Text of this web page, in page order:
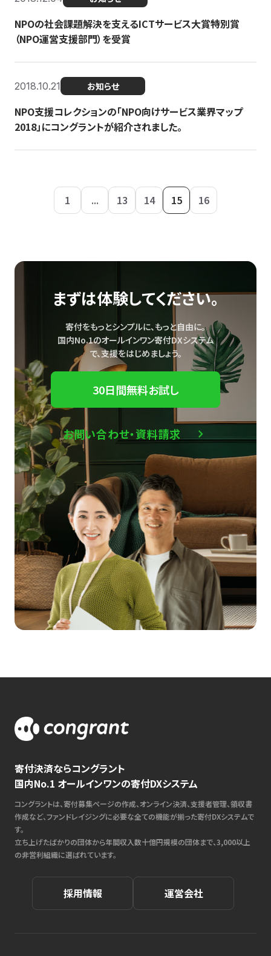
NPOの社会課題解決を支えるICTサービス大賞特別賞
（NPO運営支援部門）を受賞
2018.10.21 お知らせ
NPO支援コレクションの「NPO向けサービス業界マップ
2018」にコングラントが紹介されました。
1 ... 13 14 15 16
まずは体験してください。
寄付をもっとシンプルに、もっと自由に。
国内No.1のオールインワン寄付DXシステム
で、支援をはじめましょう。
30日間無料お試し
お問い合わせ・資料請求
寄付決済ならコングラント
国内No.1 オールインワンの寄付DXシステム
コングラントは、寄付募集ページの作成、オンライン決済、支援者管理、領収書
作成など、ファンドレイジングに必要な全ての機能が揃った寄付DXシステムで
す。
立ち上げたばかりの団体から年間収入数十億円規模の団体まで、3,000以上
の非営利組織に選ばれています。
採用情報 運営会社